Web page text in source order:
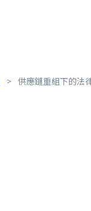
> 供應鏈重組下的法